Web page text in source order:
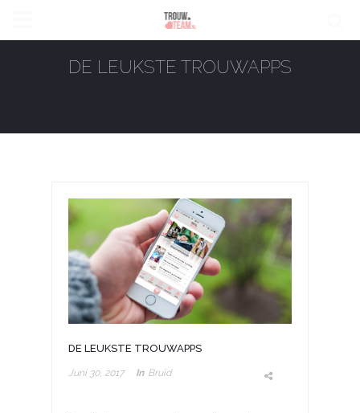
DE LEUKSTE TROUWAPPS
DE LEUKSTE TROUWAPPS
Juni 30, 2017 In Bruid